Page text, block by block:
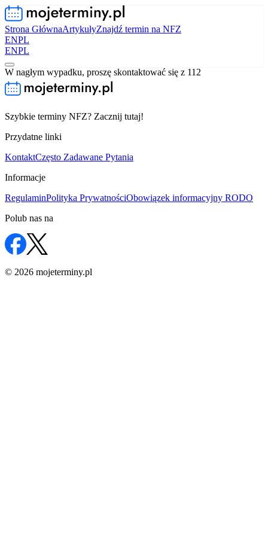
Strona GłównaArtykułyZnajdź termin na NFZ
ENPL
ENPL
W nagłym wypadku, proszę skontaktować się z 112
Szybkie terminy NFZ? Zacznij tutaj!
Przydatne linki
KontaktCzęsto Zadawane Pytania
Informacje
RegulaminPolityka PrywatnościObowiązek informacyjny RODO
Polub nas na
© 2026 mojeterminy.pl